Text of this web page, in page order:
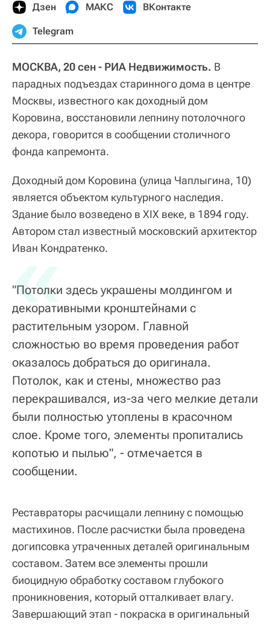
Дзен МАКС ВКонтакте
Telegram
МОСКВА, 20 сен - РИА Недвижимость. В
парадных подъездах старинного дома в центре
Москвы, известного как доходный дом
Коровина, восстановили лепнину потолочного
декора, говорится в сообщении столичного
фонда капремонта.
Доходный дом Коровина (улица Чаплыгина, 10)
является объектом культурного наследия.
Здание было возведено в XIX веке, в 1894 году.
Автором стал известный московский архитектор
Иван Кондратенко.
«
"Потолки здесь украшены молдингом и
декоративными кронштейнами с
растительным узором. Главной
сложностью во время проведения работ
оказалось добраться до оригинала.
Потолок, как и стены, множество раз
перекрашивался, из-за чего мелкие детали
были полностью утоплены в красочном
слое. Кроме того, элементы пропитались
копотью и пылью", - отмечается в
сообщении.
Реставраторы расчищали лепнину с помощью
мастихинов. После расчистки была проведена
догипсовка утраченных деталей оригинальным
составом. Затем все элементы прошли
биоцидную обработку составом глубокого
проникновения, который отталкивает влагу.
Завершающий этап - покраска в оригинальный